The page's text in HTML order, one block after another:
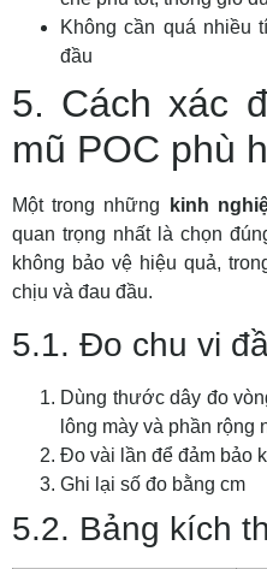
Không cần quá nhiều
đầu
5. Cách xác
mũ POC phù
Một trong những
kinh
quan trọng nhất là chọn
không bảo vệ hiệu quả,
chịu và đau đầu.
5.1. Đo chu vi
Dùng thước dây đo
lông mày và phần rộng
Đo vài lần để đảm bảo
Ghi lại số đo bằng cm
5.2. Bảng kích